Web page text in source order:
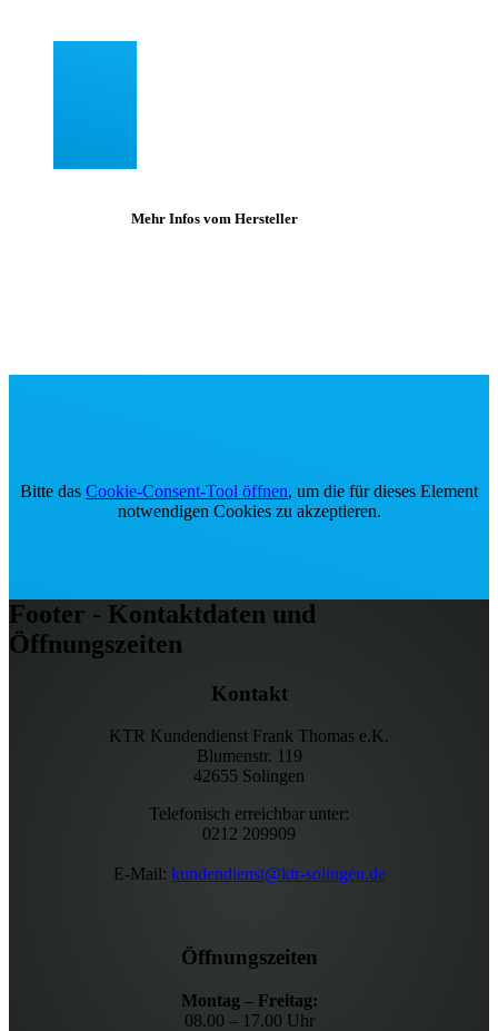
Mehr Infos vom Hersteller
Bitte das Cookie-Consent-Tool öffnen, um die für dieses Element
notwendigen Cookies zu akzeptieren.
Footer - Kontaktdaten und
Öffnungszeiten
Kontakt
KTR Kundendienst Frank Thomas e.K.
Blumenstr. 119
42655 Solingen
Telefonisch erreichbar unter:
0212 209909
E-Mail: kundendienst@ktr-solingen.de
Öffnungszeiten
Montag – Freitag:
08.00 – 17.00 Uhr